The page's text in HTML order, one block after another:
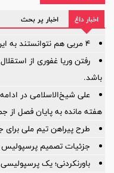
اخبار داغ اخبار پر بحث
۴ مربی هم نتوانستند به این بازیکن اعتماد کنند!
رفتن وریا غفوری از
باشد.
علی شیخ‌الاسلامی در
هفته مانده به پایان فصل از
طرح پیراهن تیم ملی برای جام جهانی
جزئیات تصمیم پرسپولیس
باورنکردنی؛ یک